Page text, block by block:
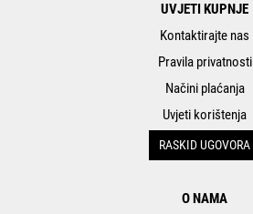
UVJETI KUPNJE
Kontaktirajte nas
Pravila privatnosti
Načini plaćanja
Uvjeti korištenja
RASKID UGOVORA
O NAMA